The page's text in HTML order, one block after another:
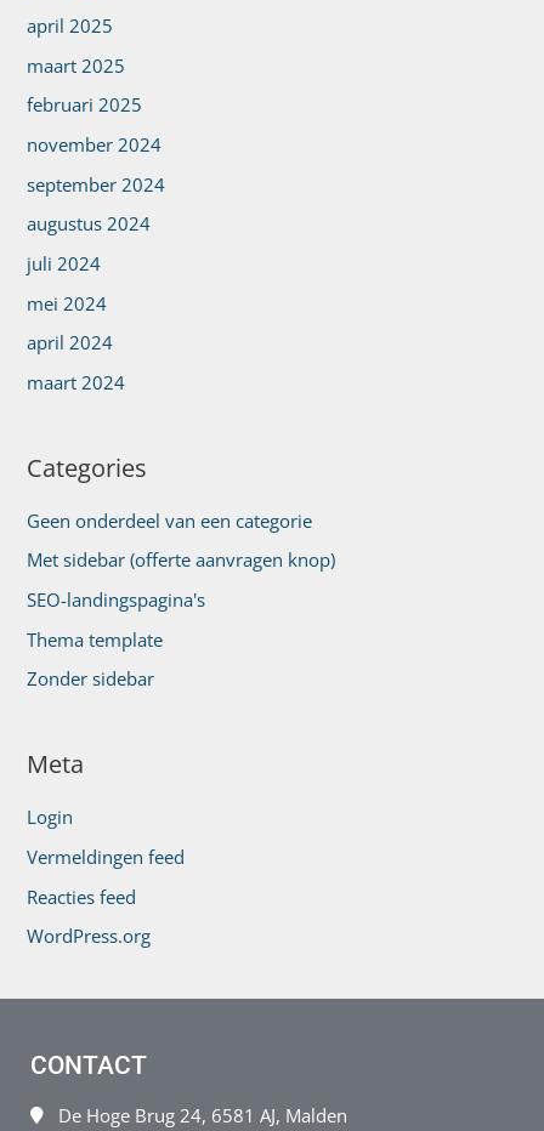
april 2025
maart 2025
februari 2025
november 2024
september 2024
augustus 2024
juli 2024
mei 2024
april 2024
maart 2024
Categories
Geen onderdeel van een categorie
Met sidebar (offerte aanvragen knop)
SEO-landingspagina's
Thema template
Zonder sidebar
Meta
Login
Vermeldingen feed
Reacties feed
WordPress.org
CONTACT
De Hoge Brug 24, 6581 AJ, Malden